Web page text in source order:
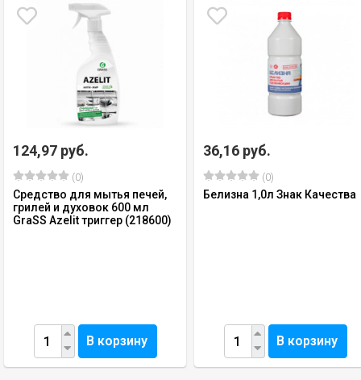
124,97 руб.
(0)
Средство для мытья печей,
грилей и духовок 600 мл
GraSS Azelit триггер (218600)
В корзину
36,16 руб.
(0)
Белизна 1,0л Знак Качества
В корзину